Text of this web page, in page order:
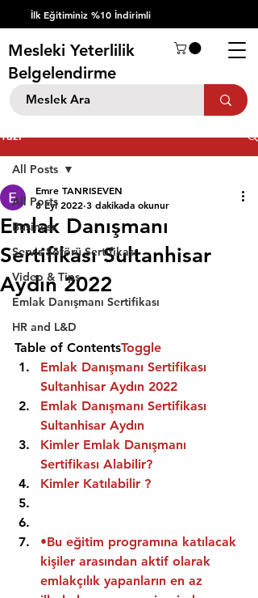
İlk Eğitiminiz %10 İndirimli
Mesleki Yeterlilik
Belgelendirme
Yazı
All Posts
Business
Servis Şöförü Sertifikası
Video & Tips
Emlak Danışmanı Sertifikası
HR and L&D
All Posts
Emlak Danışmanı
Sertifikası Sultanhisar
Aydın 2022
Emre TANRISEVEN
8 Eyl 2022 3 dakikada okunur
Table of ContentsToggle
Emlak Danışmanı Sertifikası
Sultanhisar Aydın 2022
Emlak Danışmanı Sertifikası
Sultanhisar Aydın
Kimler Emlak Danışmanı
Sertifikası Alabilir?
Kimler Katılabilir ?
•Bu eğitim programına katılacak
kişiler arasından aktif olarak
emlakçılık yapanların en az